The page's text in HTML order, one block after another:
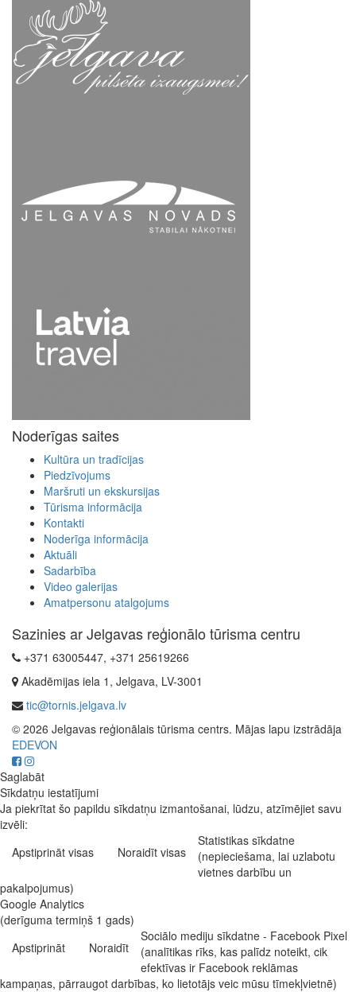
Noderīgas saites
Kultūra un tradīcijas
Piedzīvojums
Maršruti un ekskursijas
Tūrisma informācija
Kontakti
Noderīga informācija
Aktuāli
Sadarbība
Video galerijas
Amatpersonu atalgojums
Sazinies ar Jelgavas reģionālo tūrisma centru
+371 63005447, +371 25619266
Akadēmijas iela 1, Jelgava, LV-3001
tic@tornis.jelgava.lv
© 2026 Jelgavas reģionālais tūrisma centrs. Mājas lapu izstrādāja
EDEVON
Saglabāt
Sīkdatņu iestatījumi
Ja piekrītat šo papildu sīkdatņu izmantošanai, lūdzu, atzīmējiet savu
izvēli:
Apstiprināt visas
Noraidīt visas
Statistikas sīkdatne
(nepieciešama, lai uzlabotu
vietnes darbību un
pakalpojumus)
Google Analytics
(derīguma termiņš 1 gads)
Apstiprināt
Noraidīt
Sociālo mediju sīkdatne - Facebook Pixel
(analītikas rīks, kas palīdz noteikt, cik
efektīvas ir Facebook reklāmas
kampaņas, pārraugot darbības, ko lietotājs veic mūsu tīmekļvietnē)